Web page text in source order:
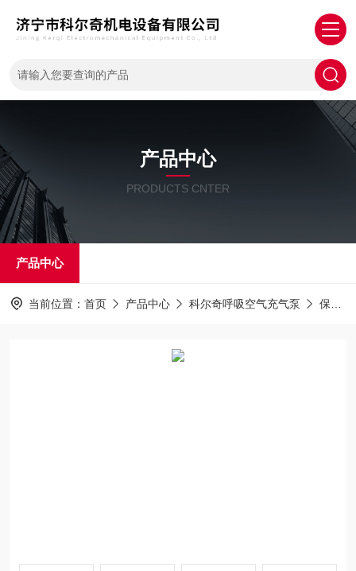
产品中心
PRODUCTS CNTER
产品中心
当前位置： 首页 产品中心 科尔奇呼吸空气充气泵 保养耗材